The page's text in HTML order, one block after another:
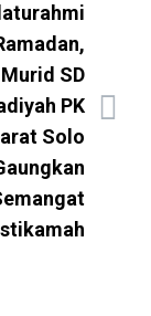
SD
PK
Solo